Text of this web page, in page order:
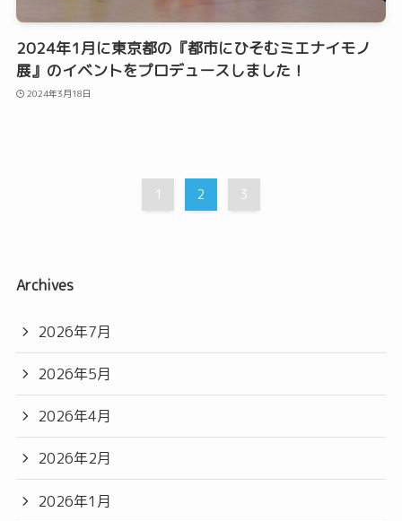
2024年1月に東京都の『都市にひそむミエナイモノ
展』のイベントをプロデュースしました！
2024年3月18日
1 2 3
Archives
2026年7月
2026年5月
2026年4月
2026年2月
2026年1月